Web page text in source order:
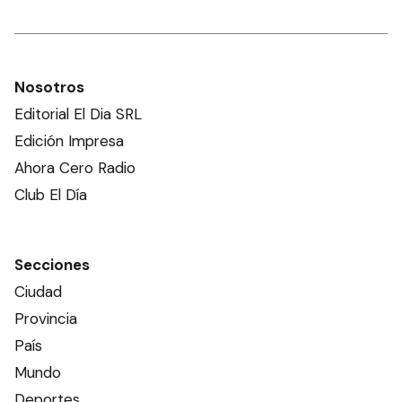
Nosotros
Editorial El Dia SRL
Edición Impresa
Ahora Cero Radio
Club El Día
Secciones
Ciudad
Provincia
País
Mundo